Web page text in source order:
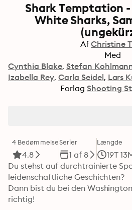
Shark Temptation
White Sharks,
Af Christine
Med
Cynthia Blake Stefan
Izabella Rey Carla Seidel Lars
Forlag Shooting
4 Bedømmelse
4.8
Serier
1 af 8
Længde
19T
Du stehst auf durchtrainierte
leidenschaftliche Geschichten?
Dann bist du bei den
richtig!